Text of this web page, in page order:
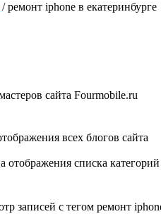
/ремонт iphone в екатеринбурге
сайта Fourmobile.ru
всех блогов сайта
отображения списка
записей с тегом ремонт